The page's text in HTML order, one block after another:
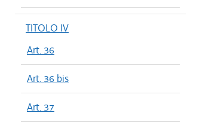
TITOLO IV
Art. 36
Art. 36 bis
Art. 37